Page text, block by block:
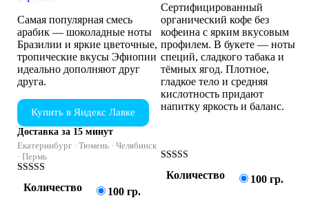
Сертифицированный
органический кофе без
кофеина с ярким вкусовым
профилем. В букете — ноты
специй, сладкого табака и
тёмных ягод. Плотное,
гладкое тело и средняя
кислотность придают
напитку яркость и баланс.
5.00
Количество 100 гр.
Самая популярная смесь
арабик — шоколадные ноты
Бразилии и яркие цветочные,
тропические вкусы Эфиопии
идеально дополняют друг
друга.
Купить в Яндекс Лавке
Доставка за 15 минут
Екатеринбург · Тюмень · Челябинск
· Пермь
4.43
Количество 100 гр.